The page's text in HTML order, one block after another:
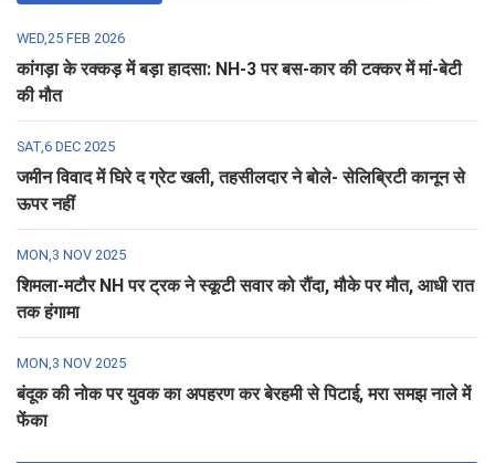
WED,25 FEB 2026
कांगड़ा के रक्कड़ में बड़ा हादसा: NH-3 पर बस-कार की टक्कर में मां-बेटी
की मौत
SAT,6 DEC 2025
जमीन विवाद में घिरे द ग्रेट खली, तहसीलदार ने बोले- सेलिब्रिटी कानून से
ऊपर नहीं
MON,3 NOV 2025
शिमला-मटौर NH पर ट्रक ने स्कूटी सवार को रौंदा, मौके पर मौत, आधी रात
तक हंगामा
MON,3 NOV 2025
बंदूक की नोक पर युवक का अपहरण कर बेरहमी से पिटाई, मरा समझ नाले में
फेंका